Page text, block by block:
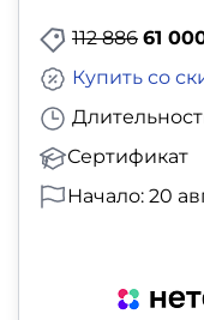
112 886 61
Сертификат
Купить со
Начало: 20